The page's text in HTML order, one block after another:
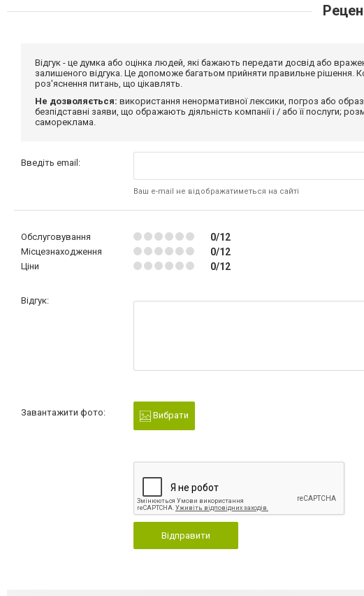
Відгук - це думка або оцінка людей, які бажають передати досвід або
залишеного відгука. Це допоможе багатьом прийняти правильне рішення.
роз'яснення питань, що цікавлять.
Не дозволяється: використання ненормативної лексики, погроз або
безпідставні заяви, що ображають діяльність компанії і / або її послуги;
самореклама.
Введіть email:
Ваш e-mail не відображатиметься на сайті
Обслуговування 0/12
Місцезнаходження 0/12
Ціни 0/12
Відгук:
Завантажити фото: Вибрати
Відправити